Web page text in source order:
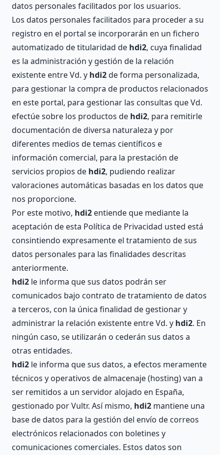
datos personales facilitados por los usuarios.
Los datos personales facilitados para proceder a su
registro en el portal se incorporarán en un fichero
automatizado de titularidad de hdi2, cuya finalidad
es la administración y gestión de la relación
existente entre Vd. y hdi2de forma personalizada,
para gestionar la compra de productos relacionados
en este portal, para gestionar las consultas que Vd.
efectúe sobre los productos de hdi2, para remitirle
documentación de diversa naturaleza y por
diferentes medios de temas científicos e
información comercial, para la prestación de
servicios propios de hdi2, pudiendo realizar
valoraciones automáticas basadas en los datos que
nos proporcione.
Por este motivo, hdi2 entiende que mediante la
aceptación de esta Política de Privacidad usted está
consintiendo expresamente el tratamiento de sus
datos personales para las finalidades descritas
anteriormente.
hdi2 le informa que sus datos podrán ser
comunicados bajo contrato de tratamiento de datos
a terceros, con la única finalidad de gestionar y
administrar la relación existente entre Vd. y hdi2. En
ningún caso, se utilizarán o cederán sus datos a
otras entidades.
hdi2 le informa que sus datos, a efectos meramente
técnicos y operativos de almacenaje (hosting) van a
ser remitidos a un servidor alojado en España,
gestionado por Vultr. Así mismo, hdi2 mantiene una
base de datos para la gestión del envío de correos
electrónicos relacionados con boletines y
comunicaciones comerciales. Estos datos son